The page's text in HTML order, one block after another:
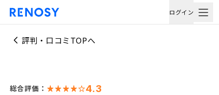
ログイン
評判・口コミTOPへ
総合評価： 4.3